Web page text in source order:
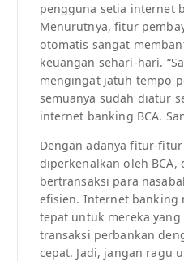
pengguna setia internet
Menurutnya, fitur
otomatis sangat
keuangan sehari-hari.
mengingat jatuh tempo
semuanya sudah diatur
internet banking BCA.
Dengan adanya fitur-
diperkenalkan oleh
bertransaksi para
efisien. Internet banking
tepat untuk mereka
transaksi perbankan
cepat. Jadi, jangan ragu